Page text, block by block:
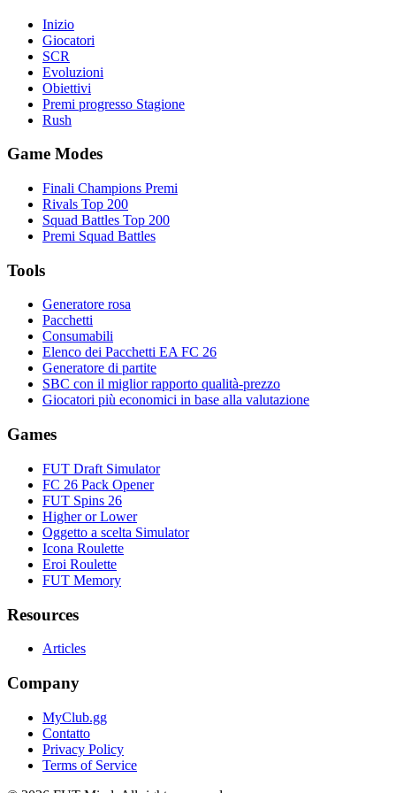
Inizio
Giocatori
SCR
Evoluzioni
Obiettivi
Premi progresso Stagione
Rush
Game Modes
Finali Champions Premi
Rivals Top 200
Squad Battles Top 200
Premi Squad Battles
Tools
Generatore rosa
Pacchetti
Consumabili
Elenco dei Pacchetti EA FC 26
Generatore di partite
SBC con il miglior rapporto qualità-prezzo
Giocatori più economici in base alla valutazione
Games
FUT Draft Simulator
FC 26 Pack Opener
FUT Spins 26
Higher or Lower
Oggetto a scelta Simulator
Icona Roulette
Eroi Roulette
FUT Memory
Resources
Articles
Company
MyClub.gg
Contatto
Privacy Policy
Terms of Service